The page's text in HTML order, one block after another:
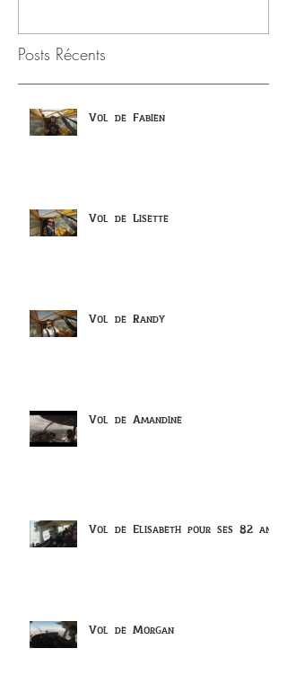
Posts Récents
Vol de Fabien
Vol de Lisette
Vol de Randy
Vol de Amandine
Vol de Elisabeth pour ses 82 ans
Vol de Morgan